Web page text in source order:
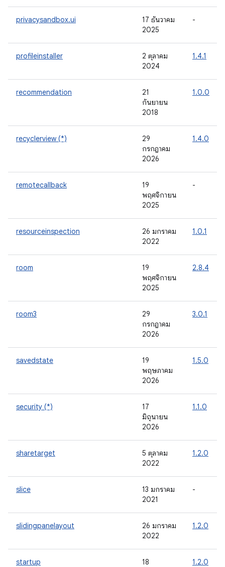
privacysandbox.ui
17 ธันวาคม
2025
-
profileinstaller
2 ตุลาคม
2024
1.4.1
recommendation
21
กันยายน
2018
1.0.0
recyclerview (*)
29
กรกฎาคม
2026
1.4.0
remotecallback
19
พฤศจิกายน
2025
-
resourceinspection
26 มกราคม
2022
1.0.1
room
19
พฤศจิกายน
2025
2.8.4
room3
29
กรกฎาคม
2026
3.0.1
savedstate
19
พฤษภาคม
2026
1.5.0
security (*)
17
มิถุนายน
2026
1.1.0
sharetarget
5 ตุลาคม
2022
1.2.0
slice
13 มกราคม
2021
-
slidingpanelayout
26 มกราคม
2022
1.2.0
startup
18
1.2.0